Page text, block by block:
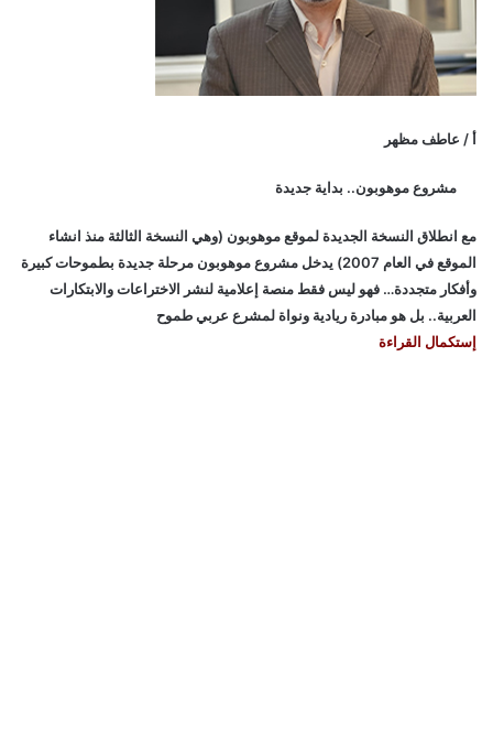
أ / عاطف مظهر
مشروع موهوبون.. بداية جديدة
مع انطلاق النسخة الجديدة لموقع موهوبون (وهي النسخة الثالثة منذ انشاء
الموقع في العام 2007) يدخل مشروع موهوبون مرحلة جديدة بطموحات كبيرة
وأفكار متجددة… فهو ليس فقط منصة إعلامية لنشر الاختراعات والابتكارات
العربية.. بل هو مبادرة ريادية ونواة لمشرع عربي طموح
إستكمال القراءة